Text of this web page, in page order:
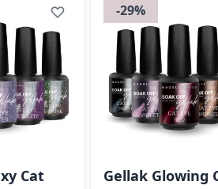
Cat
-29%
Gellak Glowing